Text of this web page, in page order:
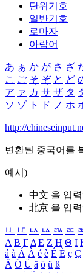
단위기호
일반기호
로마자
아랍어
あ ぁ か が さ ざ
こ ご そ ぞ と ど
ア ァ カ サ ザ タ
ソ ゾ ト ド ノ ホ
http://
변환된 중국어를
예시)
中文 을 입
北京 을 입
ㅥ ㅦ ㅧ ㅨ ㅩ ㅪ
Α Β ΓΔ Ε Ζ Η Θ Ι
á à Á À é è É È ç Ç
Ä Ö Ü ä ö ü ß